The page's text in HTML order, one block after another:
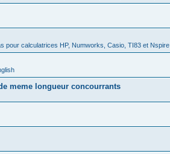
pour calculatrices HP, Numworks, Casio, TI83 et Nspire
meme longueur concourrants